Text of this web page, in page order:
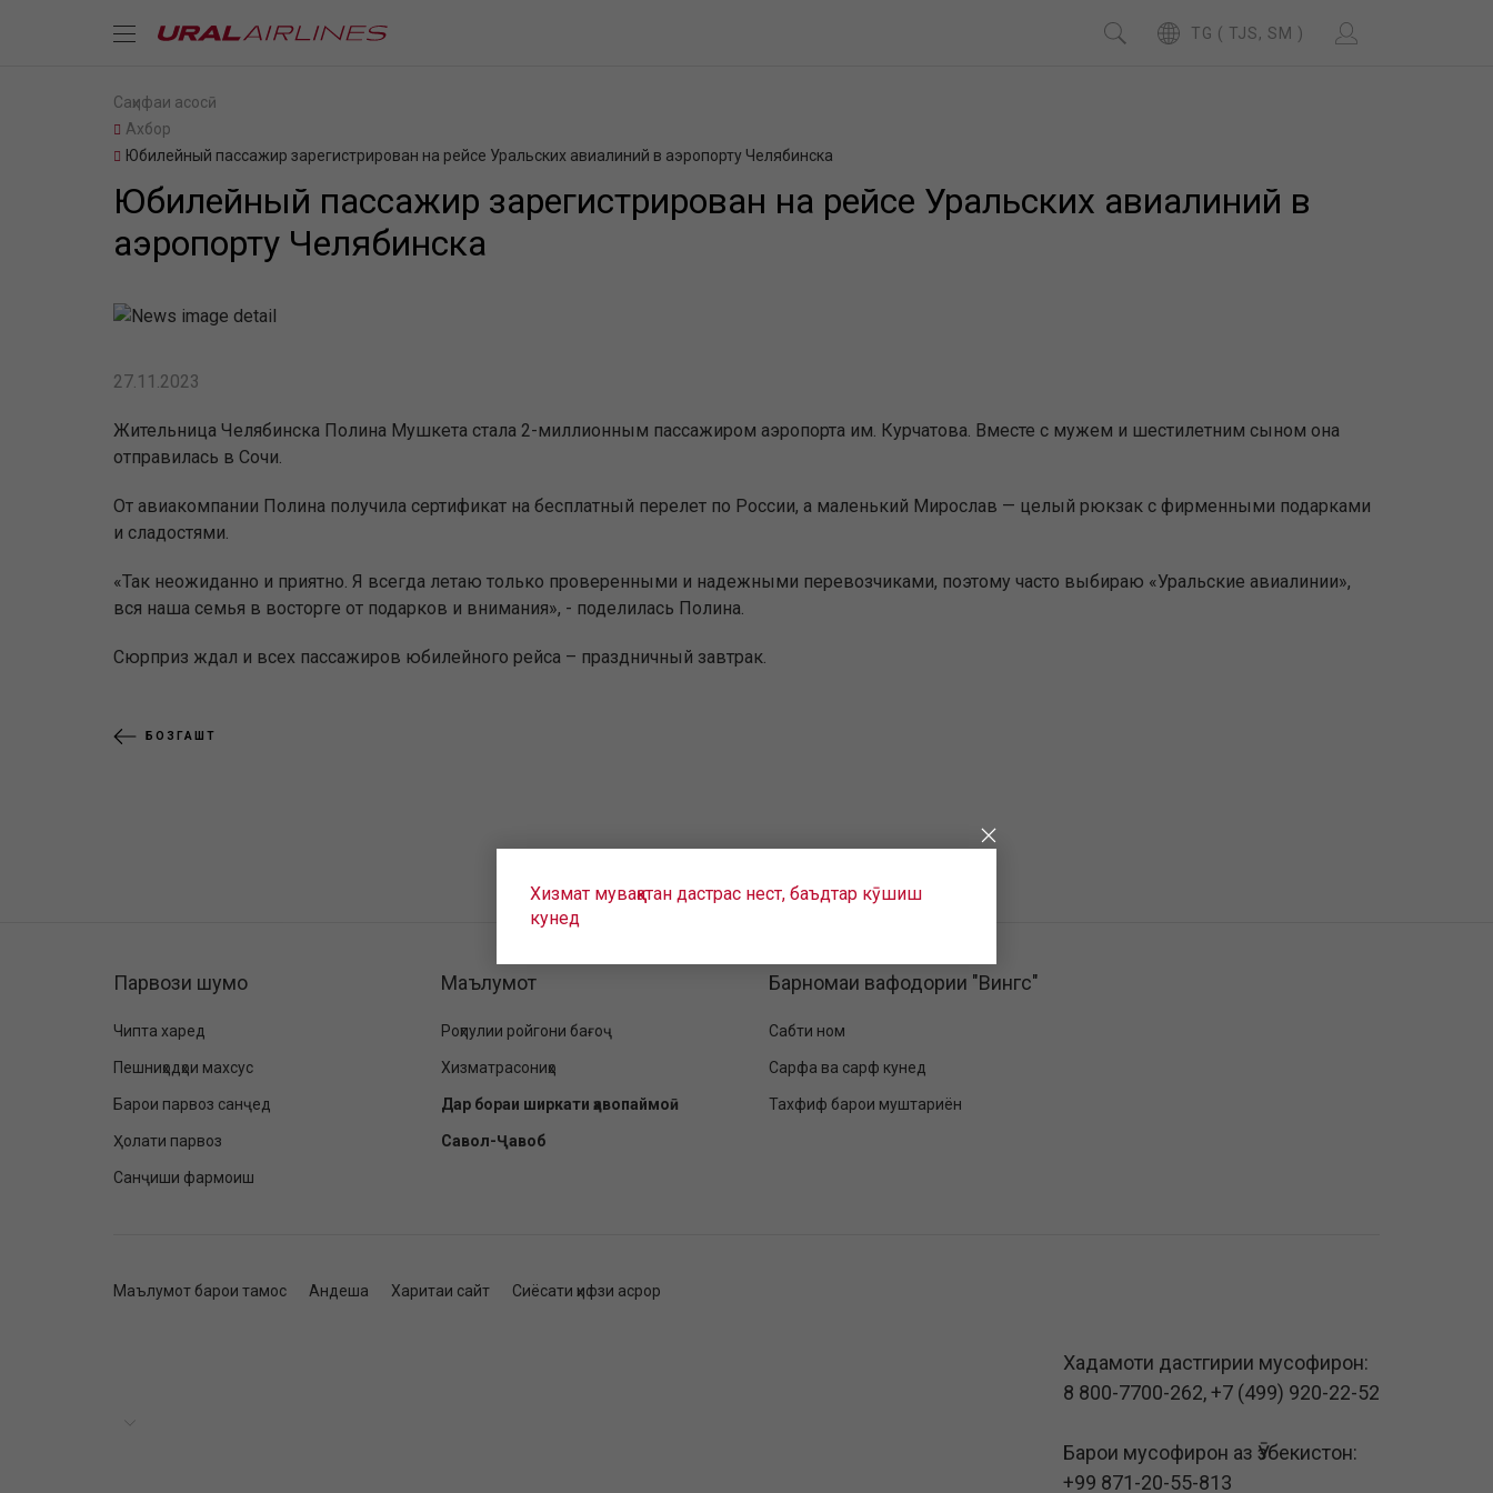
TG ( TJS, SM )
Саҳифаи асосӣ
Ахбор
Юбилейный пассажир зарегистрирован на рейсе Уральских авиалиний в аэропорту Челябинска
Юбилейный пассажир зарегистрирован на рейсе Уральских авиалиний в
аэропорту Челябинска
27.11.2023
Жительница Челябинска Полина Мушкета стала 2-миллионным пассажиром аэропорта им. Курчатова. Вместе с мужем и шестилетним сыном она
отправилась в Сочи.
От авиакомпании Полина получила сертификат на бесплатный перелет по России, а маленький Мирослав — целый рюкзак с фирменными подарками
и сладостями.
«Так неожиданно и приятно. Я всегда летаю только проверенными и надежными перевозчиками, поэтому часто выбираю «Уральские авиалинии»,
вся наша семья в восторге от подарков и внимания», - поделилась Полина.
Сюрприз ждал и всех пассажиров юбилейного рейса – праздничный завтрак.
БОЗГАШТ
Хизмат муваққатан дастрас нест, баъдтар кӯшиш
кунед
Парвози шумо
Чипта харед
Пешниҳодҳои махсус
Барои парвоз санҷед
Ҳолати парвоз
Санҷиши фармоиш
Маълумот
Роҳпулии ройгони бағоҷ
Хизматрасониҳо
Дар бораи ширкати ҳавопаймоӣ
Савол-Ҷавоб
Барномаи вафодории "Вингс"
Сабти ном
Сарфа ва сарф кунед
Тахфиф барои муштариён
Маълумот барои тамос Андеша Харитаи сайт Сиёсати ҳифзи асрор
Хадамоти дастгирии мусофирон:
8 800-7700-262,+7 (499) 920-22-52
Барои мусофирон аз Ӯзбекистон:
+99 871-20-55-813